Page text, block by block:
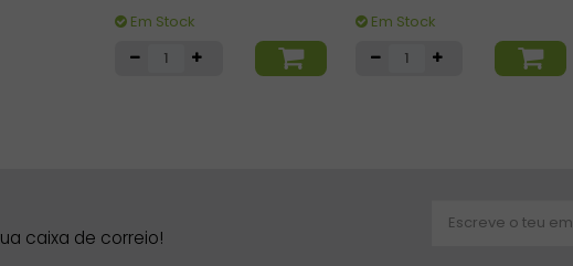
Em Stock Em Stock
caixa de correio!